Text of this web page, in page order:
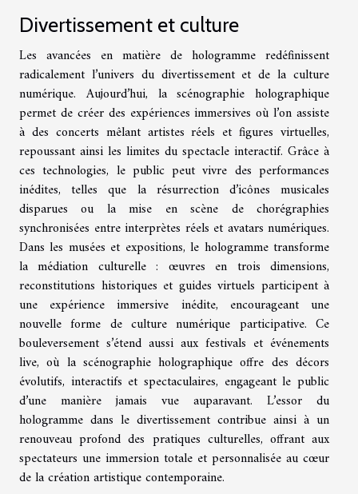
Divertissement et culture
Les avancées en matière de hologramme redéfinissent
radicalement l’univers du divertissement et de la culture
numérique. Aujourd’hui, la scénographie holographique
permet de créer des expériences immersives où l’on assiste
à des concerts mêlant artistes réels et figures virtuelles,
repoussant ainsi les limites du spectacle interactif. Grâce à
ces technologies, le public peut vivre des performances
inédites, telles que la résurrection d’icônes musicales
disparues ou la mise en scène de chorégraphies
synchronisées entre interprètes réels et avatars numériques.
Dans les musées et expositions, le hologramme transforme
la médiation culturelle : œuvres en trois dimensions,
reconstitutions historiques et guides virtuels participent à
une expérience immersive inédite, encourageant une
nouvelle forme de culture numérique participative. Ce
bouleversement s’étend aussi aux festivals et événements
live, où la scénographie holographique offre des décors
évolutifs, interactifs et spectaculaires, engageant le public
d’une manière jamais vue auparavant. L’essor du
hologramme dans le divertissement contribue ainsi à un
renouveau profond des pratiques culturelles, offrant aux
spectateurs une immersion totale et personnalisée au cœur
de la création artistique contemporaine.